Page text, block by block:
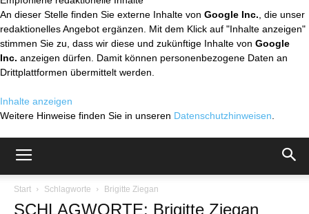
An dieser Stelle finden Sie externe Inhalte von Google Inc. , die unser
redaktionelles Angebot ergänzen. Mit dem Klick auf "Inhalte anzeigen"
stimmen Sie zu, dass wir diese und zukünftige Inhalte von Google
Inc. anzeigen dürfen. Damit können personenbezogene Daten an
Drittplattformen übermittelt werden.
Inhalte anzeigen
Weitere Hinweise finden Sie in unseren Datenschutzhinweisen
Start Schlagworte Brigitte Ziegan
SCHLAGWORTE: Brigitte Ziegan